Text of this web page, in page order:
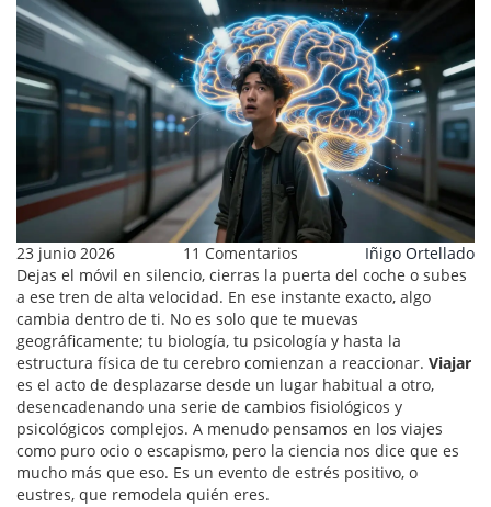
23 junio 2026 11 Comentarios
Iñigo Ortellado
Dejas el móvil en silencio, cierras la puerta del coche o subes
a ese tren de alta velocidad. En ese instante exacto, algo
cambia dentro de ti. No es solo que te muevas
geográficamente; tu biología, tu psicología y hasta la
estructura física de tu cerebro comienzan a reaccionar. Viajar
es el acto de desplazarse desde un lugar habitual a otro,
desencadenando una serie de cambios fisiológicos y
psicológicos complejos. A menudo pensamos en los viajes
como puro ocio o escapismo, pero la ciencia nos dice que es
mucho más que eso. Es un evento de estrés positivo, o
eustres, que remodela quién eres.